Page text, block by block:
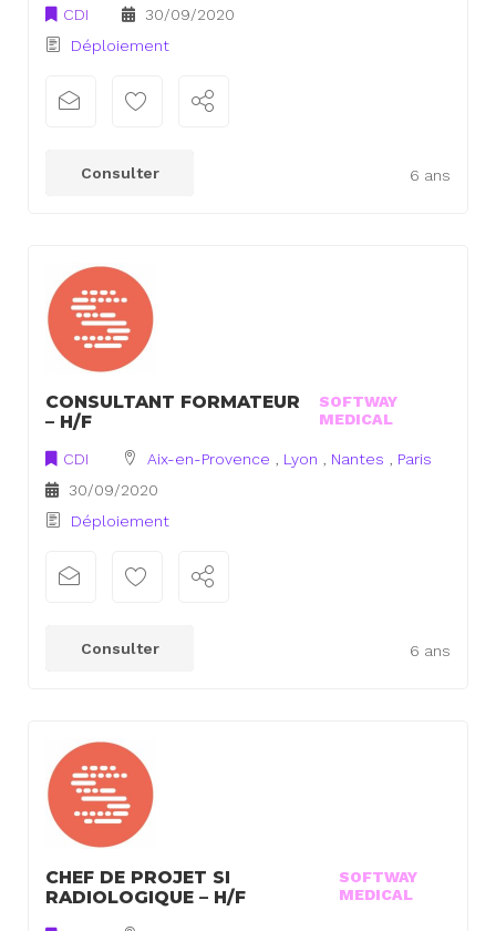
CDI
30/09/2020
Déploiement
6 ans
Consulter
CONSULTANT FORMATEUR
– H/F
SOFTWAY
MEDICAL
CDI Aix-en-Provence , Lyon , Nantes , Paris
30/09/2020
Déploiement
6 ans
Consulter
CHEF DE PROJET SI
RADIOLOGIQUE – H/F
SOFTWAY
MEDICAL